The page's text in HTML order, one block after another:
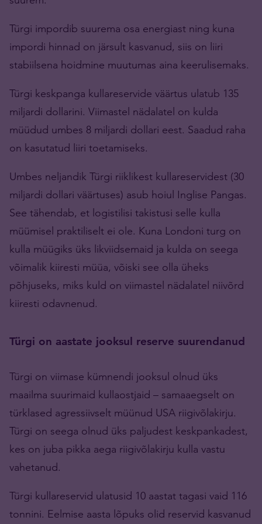
Türgi impordib suurema osa energiast ning kuna
impordi hinnad on järsult kasvanud, siis on liiri
stabiilsena hoidmine muutumas aina keerulisemaks.
Türgi keskpanga kullareservide väärtus ulatub 135
miljardi dollarini. Viimastel nädalatel on kulda
müüdud umbes 8 miljardi dollari eest. Saadud raha
on kasutatud liiri toetamiseks.
Umbes neljandik Türgi riiklikest kullareservidest (30
miljardi dollari väärtuses) asub hoiul Inglise Pangas.
See tähendab, et logistilisi takistusi selle kulla
müümisel praktiliselt ei ole. Kuna Londoni turg on
kulla müügiks üks likviidsemaid ja kulda on seega
võimalik kiiresti müüa, võiski see olla üheks
põhjuseks, miks kuld on viimastel nädalatel niivõrd
kiiresti odavnenud.
Türgi on aastate jooksul reserve suurendanud
Türgi on viimase kümnendi jooksul olnud üks
maailma suurimaid kullaostjaid – samaaegselt on
türklased agressiivselt müünud USA riigivõlakirju.
Türgi on seega olnud üks paljudest keskpankadest,
kes on juba pikka aega riigivõlakirju kulla vastu
vahetanud.
Türgi kullareservid ulatusid 10 aastat tagasi vaid 116
tonnini. Eelmise aasta lõpuks olid reservid kasvanud